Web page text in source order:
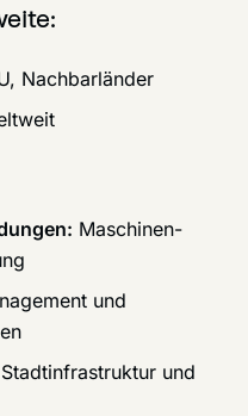
Nachbarländer
Maschinen-
und
und